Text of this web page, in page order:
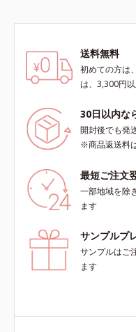
送料無料
初めての方は
は、3,300円
30日以内な
開封後でも発
※商品返送料
最短ご注文
一部地域を除
ます
サンプルプ
サンプルはご
ます